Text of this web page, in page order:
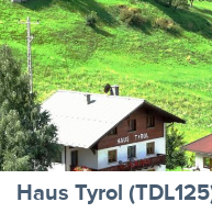
Haus Tyrol